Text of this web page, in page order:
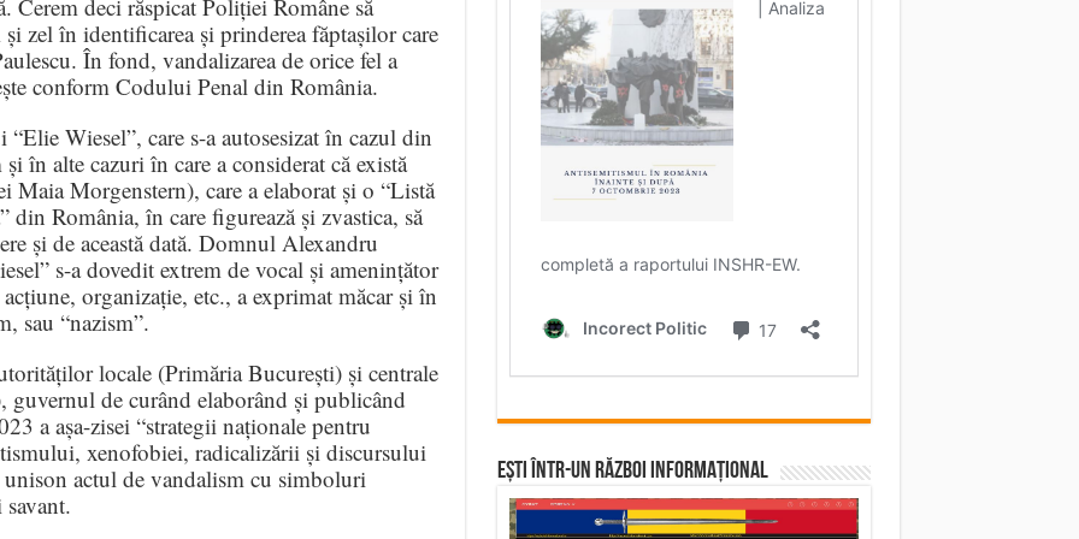
Cerem deci răspicat Poliției Române să
zel în identificarea și prinderea făptașilor care
În fond, vandalizarea de orice fel a
conform Codului Penal din România.
Wiesel”, care s-a autosesizat în cazul din
în alte cazuri în care a considerat că există
Maia Morgenstern), care a elaborat și o “Listă
din România, în care figurează și zvastica, să
și de această dată. Domnul Alexandru
s-a dovedit extrem de vocal și amenințător
organizație, etc., a exprimat măcar și în
sau “nazism”.
locale (Primăria București) și centrale
de curând elaborând și publicând
a așa-zisei “strategii naționale pentru
xenofobiei, radicalizării și discursului
actul de vandalism cu simboluri
Ești într-un RĂZBOI INFORMAȚIONAL